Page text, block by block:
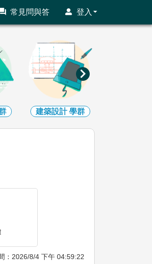
常見問與答 登入
建築設計學群
：2026/8/4 下午 04:59:22